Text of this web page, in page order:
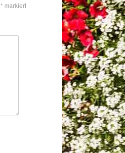
* markiert